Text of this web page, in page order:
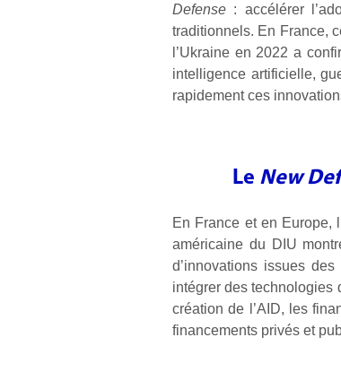
Defense : accélérer
traditionnels. En France,
l’Ukraine en 2022 a
intelligence artificielle,
rapidement ces
Le New
En France et en Europe,
américaine du DIU
d’innovations issues
intégrer des technologies
création de l’AID, les
financements privés et